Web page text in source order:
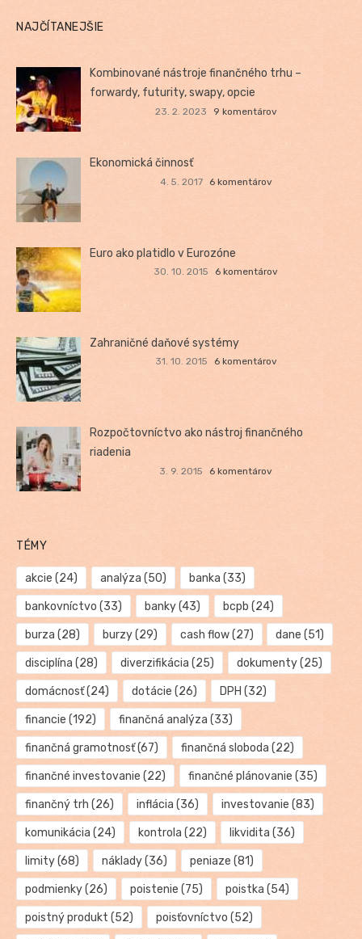
NAJČÍTANEJŠIE
Kombinované nástroje finančného trhu –
forwardy, futurity, swapy, opcie
23. 2. 2023 9 komentárov
Ekonomická činnosť
4. 5. 2017 6 komentárov
Euro ako platidlo v Eurozóne
30. 10. 2015 6 komentárov
Zahraničné daňové systémy
31. 10. 2015 6 komentárov
Rozpočtovníctvo ako nástroj finančného
riadenia
3. 9. 2015 6 komentárov
TÉMY
akcie (24) analýza (50) banka (33)
bankovníctvo (33) banky(43) bcpb (24)
burza (28) burzy(29) cash flow(27) dane (51)
disciplína (28) diverzifikácia (25) dokumenty(25)
domácnosť(24) dotácie (26) DPH (32)
financie (192) finančná analýza (33)
finančná gramotnosť(67) finančná sloboda (22)
finančné investovanie (22) finančné plánovanie (35)
finančný trh (26) inflácia (36) investovanie (83)
komunikácia (24) kontrola (22) likvidita (36)
limity(68) náklady(36) peniaze (81)
podmienky(26) poistenie (75) poistka (54)
poistný produkt (52) poisťovníctvo (52)